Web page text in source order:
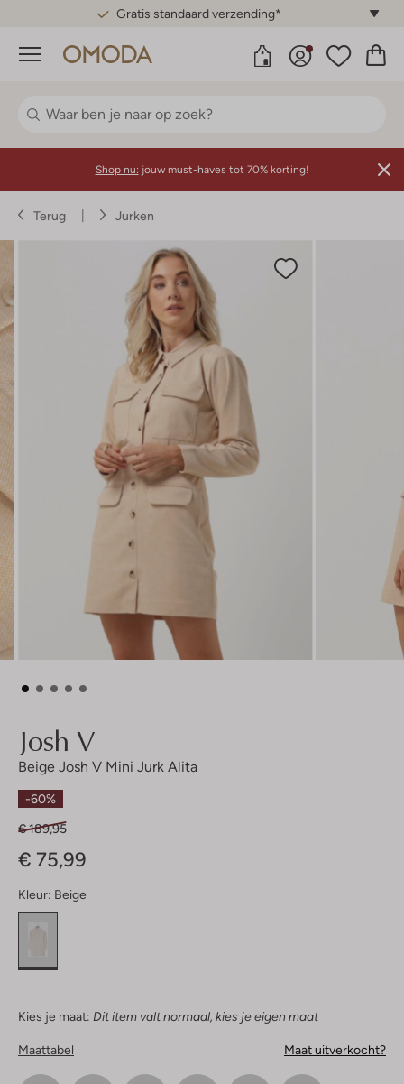
Gratis standaard verzending*
Menu
Shop nu: jouw must-haves tot 70% korting!
Terug Jurken
Josh V
Beige Josh V Mini Jurk Alita
-60%
€ 189,95
€ 75,99
Kleur: Beige
Kies je maat: Dit item valt normaal, kies je eigen maat
Maattabel Maat uitverkocht?